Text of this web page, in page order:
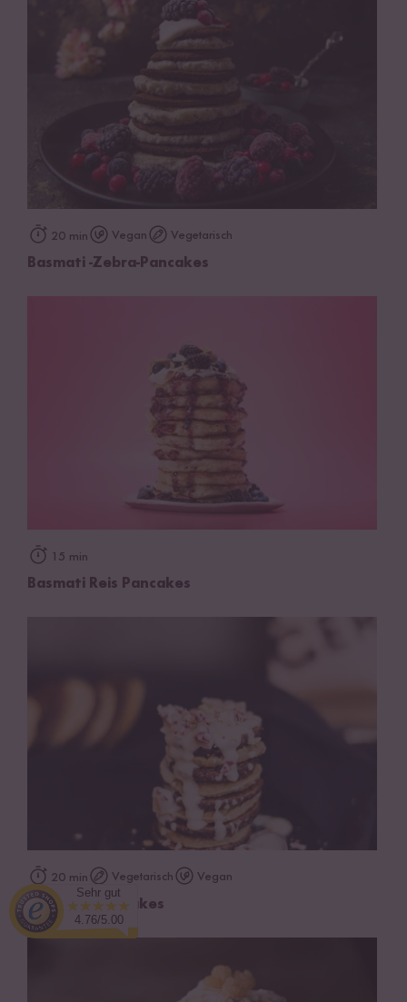
20 min Vegan Vegetarisch
Basmati -Zebra-Pancakes
15 min
Basmati Reis Pancakes
20 min Vegetarisch Vegan
Kleb Reis Pancakes
Sehr gut
4.76/5.00